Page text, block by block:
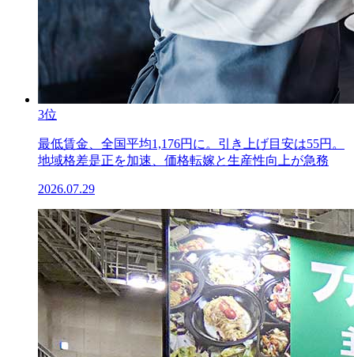
3位
最低賃金、全国平均1,176円に。引き上げ目安は55円。
地域格差是正を加速、価格転嫁と生産性向上が急務
2026.07.29